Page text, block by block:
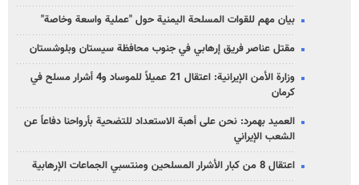
بيان مهم للقوات المسلحة اليمنية حول "عملية واسعة وخاصة"
مقتل عناصر فريق إرهابي في جنوب محافظة سيستان وبلوشستان
وزارة الأمن الإيرانية: اعتقال 21 عميلاً للموساد و4 أشرار مسلح في
كرمان
العميد بهمرد: نحن على أهبة الاستعداد للتضحية بأرواحنا دفاعاً عن
الشعب الإيراني
اعتقال 8 من كبار الأشرار المسلحين ومنتسبي الجماعات الإرهابية